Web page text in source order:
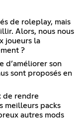
de roleplay, mais
Alors, nous nous
joueurs la
?
d’améliorer son
sont proposés en
de rendre
meilleurs packs
autres mods